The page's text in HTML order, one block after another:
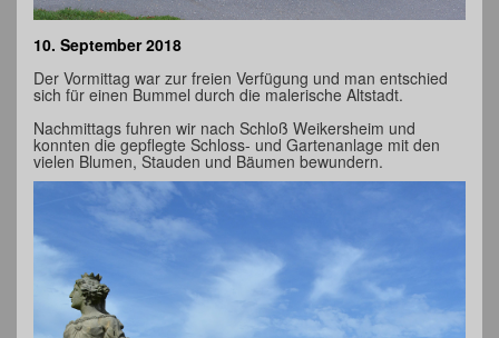
10. September 2018
Der Vormittag war zur freien Verfügung und man entschied
sich für einen Bummel durch die malerische Altstadt.
Nachmittags fuhren wir nach Schloß Weikersheim und
konnten die gepflegte Schloss- und Gartenanlage mit den
vielen Blumen, Stauden und Bäumen bewundern.